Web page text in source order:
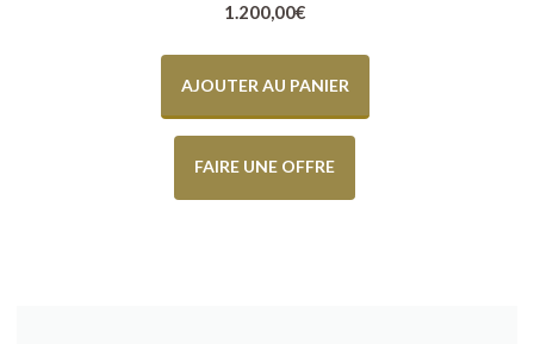
1.200,00€
AJOUTER AU PANIER
FAIRE UNE OFFRE